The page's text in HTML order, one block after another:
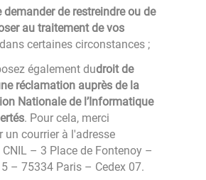
demander de restreindre ou de
au traitement de vos
certaines circonstances ;
également dudroit de
réclamation auprès de la
Nationale de l’Informatique
. Pour cela, merci
un courrier à l'adresse
– 3 Place de Fontenoy –
– 75334 Paris – Cedex 07.